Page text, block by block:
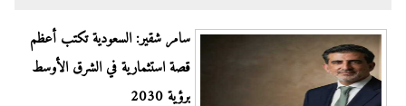
سامر شقير: السعودية تكتب أعظم
قصة استثمارية في الشرق الأوسط
برؤية 2030